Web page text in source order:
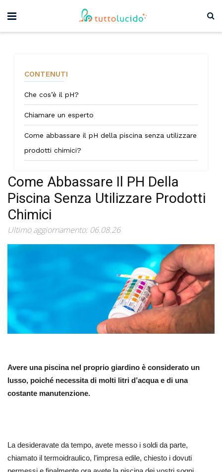
CONTENUTI
Che cos’è il pH?
Chiamare un esperto
Come abbassare il pH della piscina senza utilizzare
prodotti chimici?
Come Abbassare Il PH Della
Piscina Senza Utilizzare Prodotti
Chimici
Ultimo aggiornamento: 06.08.26
Avere una piscina nel proprio giardino è considerato un
lusso, poiché necessita di molti litri d’acqua e di una
costante manutenzione.
La desideravate da tempo, avete messo i soldi da parte,
chiamato il termoidraulico, l’impresa edile, chiesto i dovuti